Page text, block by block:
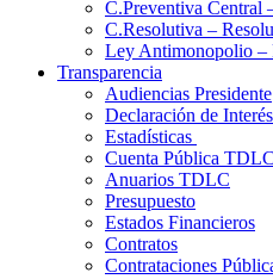
C.Preventiva Central
C.Resolutiva –
Ley Antimonopolio –
Transparencia
Audiencias Presidente
Declaración de
Estadísticas
Cuenta Pública TDLC
Anuarios TDLC
Presupuesto
Estados Financieros
Contratos
Contrataciones